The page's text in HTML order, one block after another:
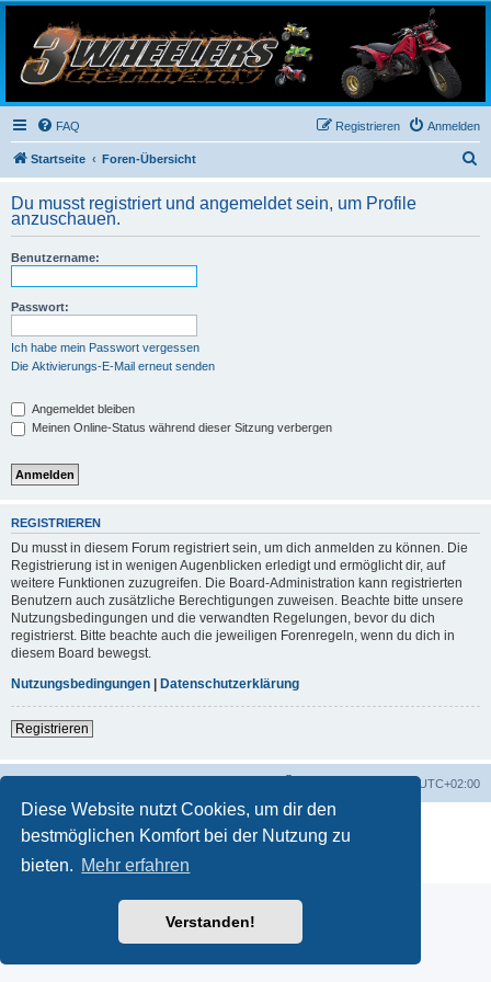
Diese Website nutzt Cookies, um dir den
bestmöglichen Komfort bei der Nutzung zu
bieten. Mehr erfahren
Verstanden!
3-Wheelers Germany
Honda, Yamaha, Kawasaki Trike
FAQ Anmelden
Registrieren
Startseite Foren-Übersicht
h
Du musst registriert und angemeldet sein, um Profile
anzuschauen.
Benutzername:
Passwort:
Ich habe mein Passwort vergessen
Die Aktivierungs-E-Mail erneut senden
Angemeldet bleiben
Meinen Online-Status während dieser Sitzung verbergen
REGISTRIEREN
Du musst in diesem Forum registriert sein, um dich anmelden zu können. Die
Registrierung ist in wenigen Augenblicken erledigt und ermöglicht dir, auf
weitere Funktionen zuzugreifen. Die Board-Administration kann registrierten
Benutzern auch zusätzliche Berechtigungen zuweisen. Beachte bitte unsere
Nutzungsbedingungen und die verwandten Regelungen, bevor du dich
registrierst. Bitte beachte auch die jeweiligen Forenregeln, wenn du dich in
diesem Board bewegst.
Nutzungsbedingungen
Datenschutzerklärung
Registrieren
UTC+02:00
Deutsche Übersetzung durchphpBB.de
Datenschutz